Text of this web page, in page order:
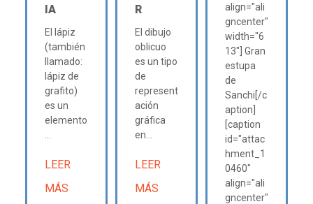
IA
El lápiz
(también
llamado:
lápiz de
grafito)
es un
elemento
LEER
MÁS
R
El dibujo
oblicuo
es un tipo
de
represent
ación
gráfica
en...
LEER
MÁS
align="ali
gncenter"
width="6
13"] Gran
estupa
de
Sanchi[/c
aption]
[caption
id="attac
hment_1
0460"
align="ali
gncenter"